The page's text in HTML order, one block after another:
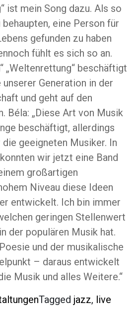
ist mein Song dazu. Als so
eine Person für
gefunden zu haben
fühlt es sich so an.
„Weltenrettung“ beschäftigt
Generation in der
und geht auf den
Béla: „Diese Art von Musik
beschäftigt, allerdings
geeigneten Musiker. In
wir jetzt eine Band
großartigen
Niveau diese Ideen
entwickelt. Ich bin immer
geringen Stellenwert
der populären Musik hat.
und der musikalische
– daraus entwickelt
Musik und alles Weitere.“
Tagged jazz, live